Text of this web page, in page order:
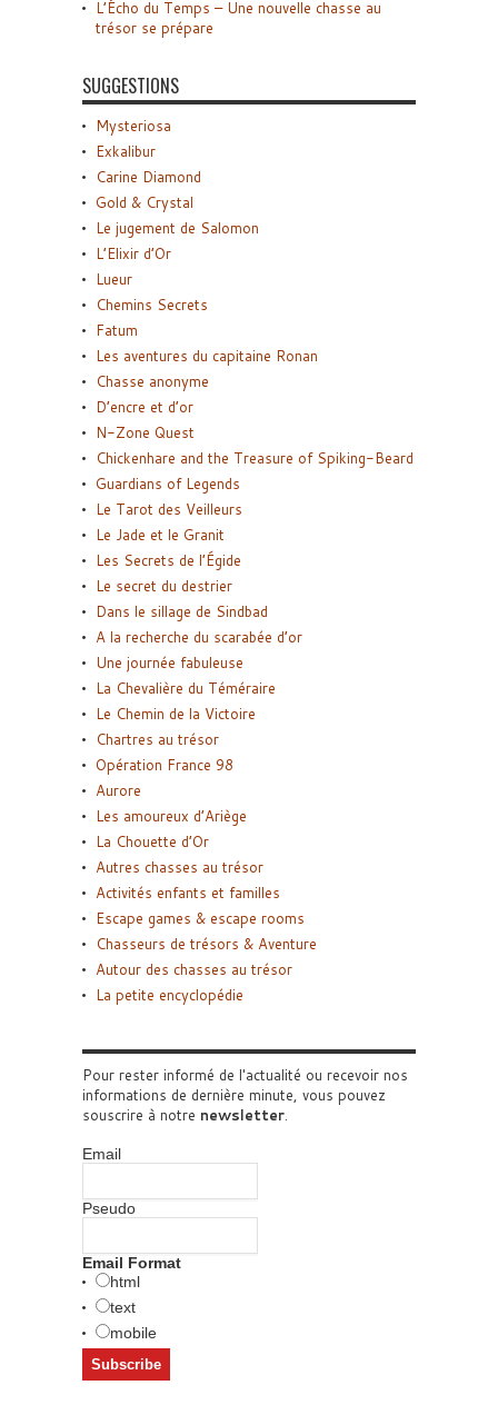
L’Écho du Temps – Une nouvelle chasse au
trésor se prépare
SUGGESTIONS
Mysteriosa
Exkalibur
Carine Diamond
Gold & Crystal
Le jugement de Salomon
L’Elixir d’Or
Lueur
Chemins Secrets
Fatum
Les aventures du capitaine Ronan
Chasse anonyme
D’encre et d’or
N-Zone Quest
Chickenhare and the Treasure of Spiking-Beard
Guardians of Legends
Le Tarot des Veilleurs
Le Jade et le Granit
Les Secrets de l’Égide
Le secret du destrier
Dans le sillage de Sindbad
A la recherche du scarabée d’or
Une journée fabuleuse
La Chevalière du Téméraire
Le Chemin de la Victoire
Chartres au trésor
Opération France 98
Aurore
Les amoureux d’Ariège
La Chouette d’Or
Autres chasses au trésor
Activités enfants et familles
Escape games & escape rooms
Chasseurs de trésors & Aventure
Autour des chasses au trésor
La petite encyclopédie
Pour rester informé de l'actualité ou recevoir nos
informations de dernière minute, vous pouvez
souscrire à notre newsletter.
Email
Pseudo
Email Format
html
text
mobile